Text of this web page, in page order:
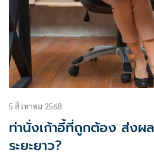
5 สิงหาคม 2568
ท่านั่งเก้าอี้ที่ถูกต้อง ส่งผ
ระยะยาว?